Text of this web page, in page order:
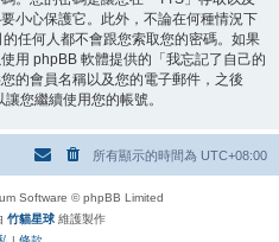
小心保護它。此外，不論在何種情況下
任何人都不會跟您索取您的密碼。如果
用 phpBB 軟體提供的「我忘記了自己的
的會員名稱以及您的電子郵件，之後
您繼續使用您的帳號。
所有顯示的時間為 UTC+08:00
Software © phpBB Limited
竹貓星球 維護製作